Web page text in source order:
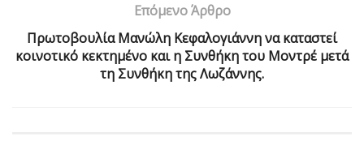
Επόμενο Άρθρο
Πρωτοβουλία Μανώλη Κεφαλογιάννη να καταστεί
κοινοτικό κεκτημένο και η Συνθήκη του Μοντρέ μετά
τη Συνθήκη της Λωζάννης.